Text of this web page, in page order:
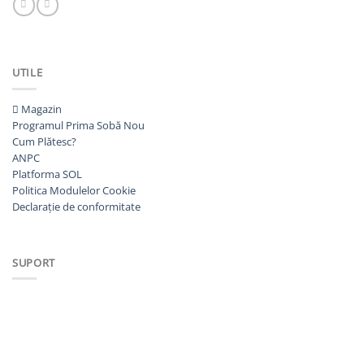
UTILE
Magazin
Programul Prima Sobă
Cum Plătesc?
ANPC
Platforma SOL
Politica Modulelor Cookie
Declarație de conformitate
SUPORT